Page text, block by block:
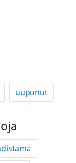
uupunut